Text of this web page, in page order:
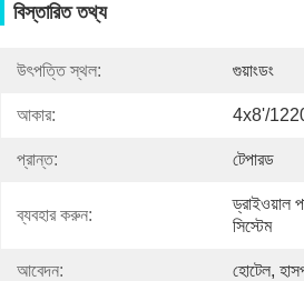
বিস্তারিত তথ্য
উৎপত্তি স্থল: গুয়াংডং
আকার: 4x8'/
প্রান্ত: টেপারড
ব্যবহার করুন:
ড্রাইওয়াল
সিস্টেম
আবেদন: হোটেল,